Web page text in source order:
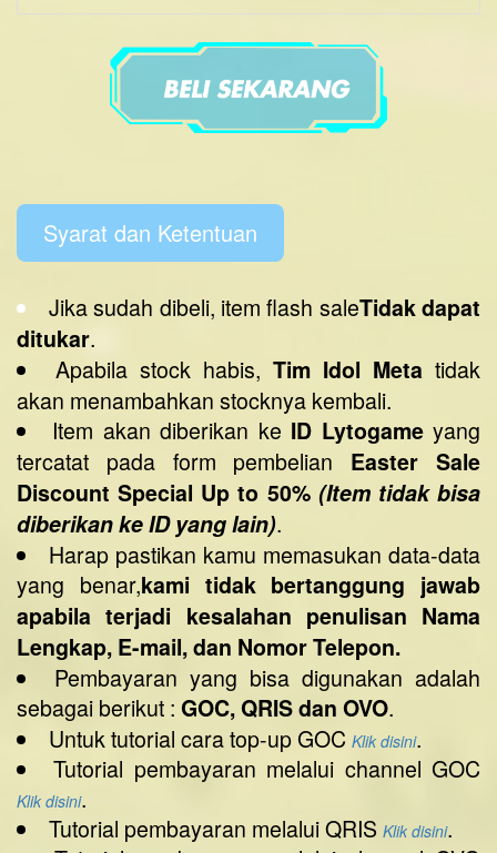
Syarat dan Ketentuan
Jika sudah dibeli, item flash saleTidak dapat
ditukar.
Apabila stock habis, Tim Idol Metatidak
akan menambahkan stocknya kembali.
Item akan diberikan ke ID Lytogameyang
tercatat pada form pembelian Easter Sale
Discount Special Up to 50% (Item tidak bisa
diberikan ke ID yang lain).
Harap pastikan kamu memasukan data-data
yang benar,kami tidak bertanggung jawab
apabila terjadi kesalahan penulisan Nama
Lengkap, E-mail, dan Nomor Telepon.
Pembayaran yang bisa digunakan adalah
sebagai berikut : GOC, QRIS dan OVO.
Untuk tutorial cara top-up GOC Klik disini.
Tutorial pembayaran melalui channel GOC
Klik disini.
Tutorial pembayaran melalui QRIS Klik disini.